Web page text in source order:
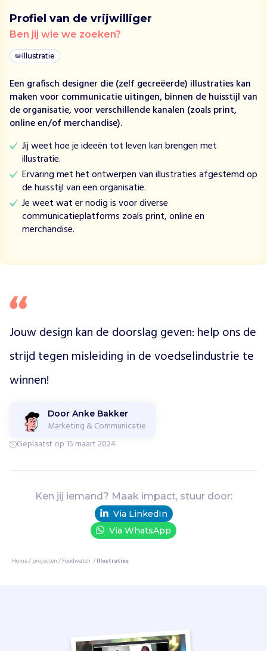
e
n
e
n
t
r
i
j
d
t
t
e
g
e
n
s
e
l
j
k
e
p
c
d
o
Profiel van de vrijwilliger
Ben jij wie we zoeken?
✏️Illustratie
Een grafisch designer die (zelf gecreëerde) illustraties kan
maken voor communicatie uitingen, binnen de huisstijl van
de organisatie, voor verschillende kanalen (zoals print,
online en/of merchandise).
Jij weet hoe je ideeën tot leven kan brengen met
illustratie.
Ervaring met het ontwerpen van illustraties afgestemd op
de huisstijl van een organisatie.
Je weet wat er nodig is voor diverse
communicatieplatforms zoals print, online en
merchandise.
Jouw design kan de doorslag geven: help ons de
strijd tegen misleiding in de voedselindustrie te
winnen!
Door Anke Bakker
Marketing & Communicatie
Geplaatst op 15 maart 2024
Ken jij iemand? Maak impact, stuur door:
Via LinkedIn
Via WhatsApp
Home/projecten/Foodwatch /Illustraties